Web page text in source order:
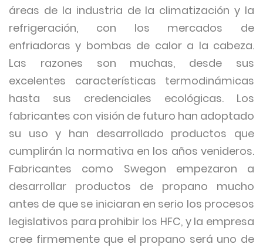
áreas de la industria de la climatización y la
refrigeración, con los mercados de
enfriadoras y bombas de calor a la cabeza.
Las razones son muchas, desde sus
excelentes características termodinámicas
hasta sus credenciales ecológicas. Los
fabricantes con visión de futuro han adoptado
su uso y han desarrollado productos que
cumplirán la normativa en los años venideros.
Fabricantes como Swegon empezaron a
desarrollar productos de propano mucho
antes de que se iniciaran en serio los procesos
legislativos para prohibir los HFC, y la empresa
cree firmemente que el propano será uno de